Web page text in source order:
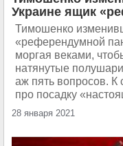
Украине ящик
Тимошенко
«референдумной
моргая веками,
натянутые
аж пять вопросов. К
про посадку
28 января 2021